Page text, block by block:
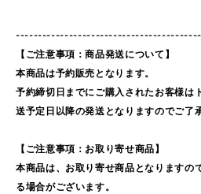
【ご注意事項：商品発送について】
本商品は予約販売となります。
予約締切日までにご購入されたお客様は
送予定日以降の発送となりますのでご了
【ご注意事項：お取り寄せ商品】
本商品は、お取り寄せ商品となりますの
る場合がございます。